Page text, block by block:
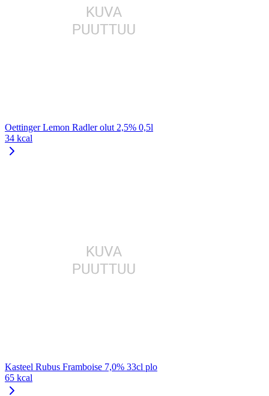
Oettinger Lemon Radler olut 2,5% 0,5l
34 kcal
Kasteel Rubus Framboise 7,0% 33cl plo
65 kcal